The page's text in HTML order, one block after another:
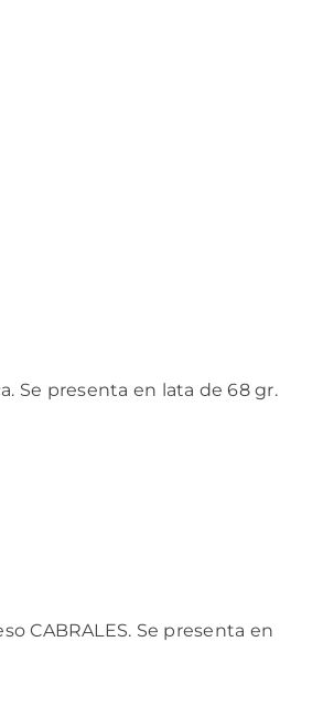
Se presenta en lata de 68 gr.
CABRALES. Se presenta en